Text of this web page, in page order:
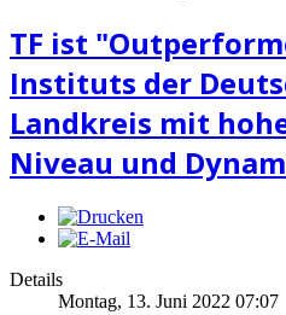
TF ist
Instituts der
Landkreis mit
Niveau und
Details
Montag, 13. Juni 2022 07:07